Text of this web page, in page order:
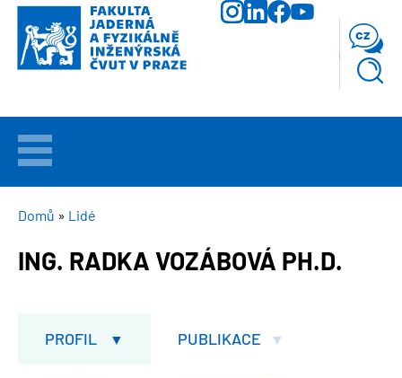
Přejít
hlavnímu
obsahu
VÍTEJTE
UCHAZEČI
STUDIUM
VÝZKUM
cz
DROBEČKOVÁ
Domů Lidé
ING. RADKA VOZÁBOVÁ PH.D.
PROFIL PUBLIKACE